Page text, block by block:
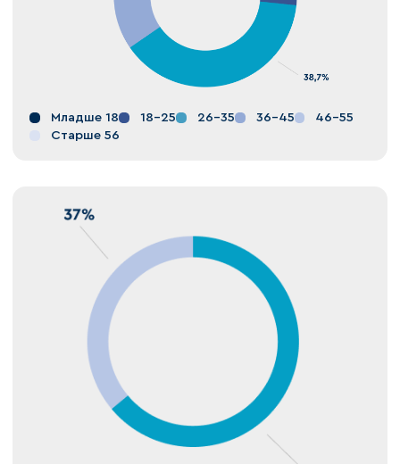
Младше 18 18-25 26-35 36-45
46-55
Старше 56